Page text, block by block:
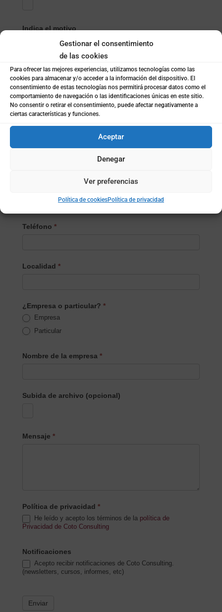
Gestionar el consentimiento
de las cookies
Para ofrecer las mejores experiencias, utilizamos tecnologías como las
cookies para almacenar y/o acceder a la información del dispositivo. El
consentimiento de estas tecnologías nos permitirá procesar datos como el
comportamiento de navegación o las identificaciones únicas en este sitio.
No consentir o retirar el consentimiento, puede afectar negativamente a
ciertas características y funciones.
Aceptar
Denegar
Ver preferencias
Política de cookiesPolítica de privacidad
Indica el motivo
Selecciona el Producto/Servicio*
Selecciona
el
Nombre*
Apellidos
Teléfono *
Localidad *
¿Empresa o particular? *
Empresa
Particular
Nombre de la empresa *
Subida de archivo (opcional)
Mensaje *
Política de privacidad *
He leído y acepto los términos de la política de
Privacidad de Coto Consulting
Notificaciones
Acepto recibir notificaciones de Coto Consulting.
(newsletters, cursos, informes, etc)
Enviar